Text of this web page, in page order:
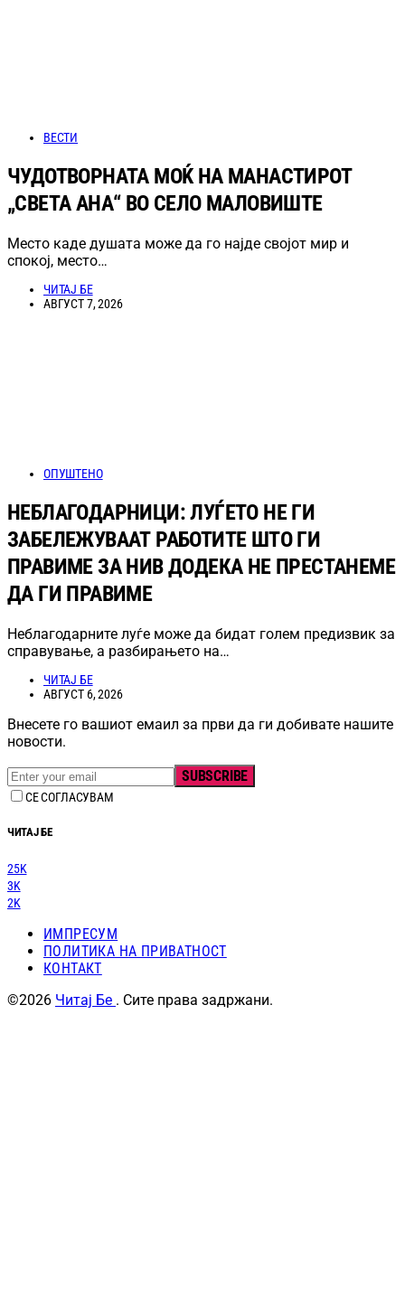
ВЕСТИ
ЧУДОТВОРНАТА МОЌ НА МАНАСТИРОТ
„СВЕТА АНА“ ВО СЕЛО МАЛОВИШТЕ
Место каде душата може да го најде својот мир и
спокој, место…
ЧИТАЈ БЕ
АВГУСТ 7, 2026
ОПУШТЕНО
НЕБЛАГОДАРНИЦИ: ЛУЃЕТО НЕ ГИ
ЗАБЕЛЕЖУВААТ РАБОТИТЕ ШТО ГИ
ПРАВИМЕ ЗА НИВ ДОДЕКА НЕ ПРЕСТАНЕМЕ
ДА ГИ ПРАВИМЕ
Неблагодарните луѓе може да бидат голем предизвик за
справување, а разбирањето на…
ЧИТАЈ БЕ
АВГУСТ 6, 2026
Внесете го вашиот емаил за први да ги добивате нашите
новости.
SUBSCRIBE
СЕ СОГЛАСУВАМ
ЧИТАЈ БЕ
25K
3K
2K
ИМПРЕСУМ
ПОЛИТИКА НА ПРИВАТНОСТ
КОНТАКТ
©2026 Читај Бе . Сите права задржани.